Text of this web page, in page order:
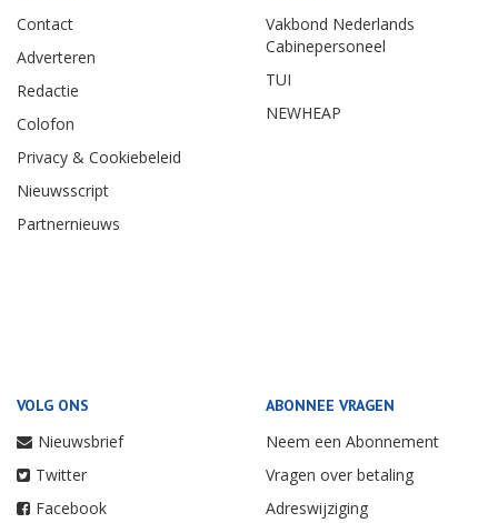
Contact
Adverteren
Redactie
Colofon
Privacy & Cookiebeleid
Nieuwsscript
Partnernieuws
Vakbond Nederlands
Cabinepersoneel
TUI
NEWHEAP
VOLG ONS
Nieuwsbrief
Twitter
Facebook
ABONNEE VRAGEN
Neem een Abonnement
Vragen over betaling
Adreswijziging